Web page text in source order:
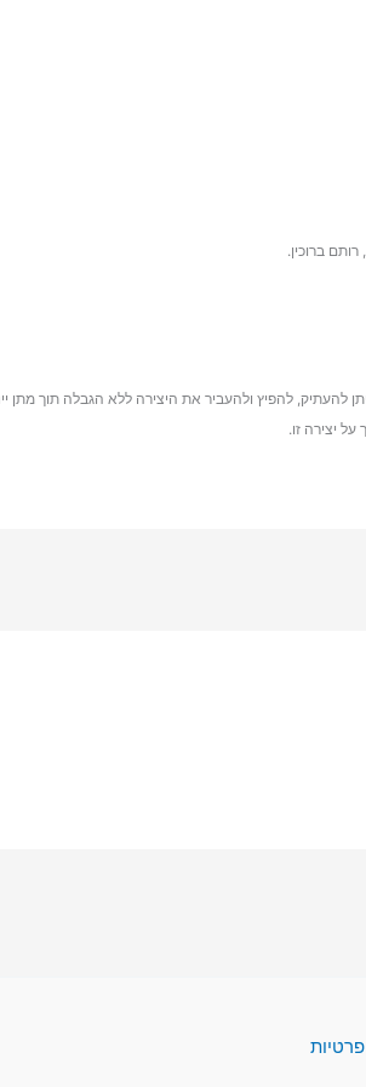
ברוכין.
להעתיק, להפיץ ולהעביר את היצירה ללא הגבלה תוך מתן
יצירה זו.
פרטיות